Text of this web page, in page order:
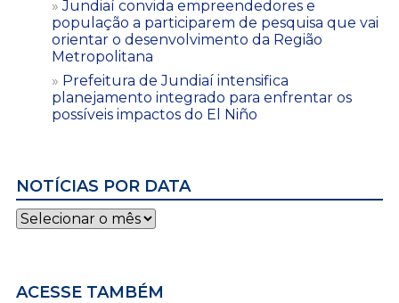
Jundiaí convida empreendedores e
população a participarem de pesquisa que vai
orientar o desenvolvimento da Região
Metropolitana
Prefeitura de Jundiaí intensifica
planejamento integrado para enfrentar os
possíveis impactos do El Niño
NOTÍCIAS POR DATA
Notícias
por
ACESSE TAMBÉM